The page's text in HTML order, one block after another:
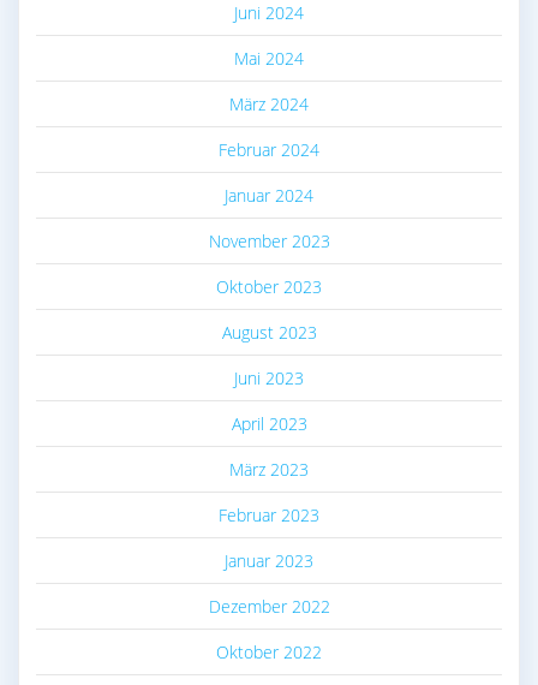
Juni 2024
Mai 2024
März 2024
Februar 2024
Januar 2024
November 2023
Oktober 2023
August 2023
Juni 2023
April 2023
März 2023
Februar 2023
Januar 2023
Dezember 2022
Oktober 2022